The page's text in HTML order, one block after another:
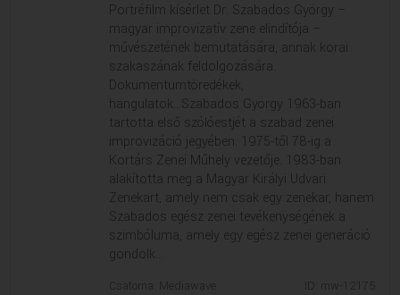
Portréfilm kísérlet Dr. Szabados György –
magyar improvizatív zene elindítója –
művészetének bemutatására, annak korai
szakaszának feldolgozására.
Dokumentumtöredékek,
hangulatok...Szabados György 1963-ban
tartotta első szólóestjét a szabad zenei
improvizáció jegyében. 1975-től 78-ig a
Kortárs Zenei Műhely vezetője. 1983-ban
alakította meg a Magyar Királyi Udvari
Zenekart, amely nem csak egy zenekar, hanem
Szabados egész zenei tevékenységének a
szimbóluma, amely egy egész zenei generáció
gondolk...
Csatorna: Mediawave
ID: mw-12175